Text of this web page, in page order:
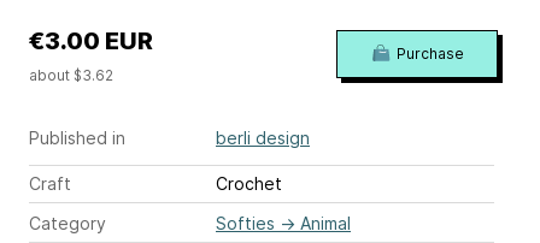
Published in berli design
Craft
Crochet
Category
Softies → Animal
€3.00 EUR
about $3.62
Purchase